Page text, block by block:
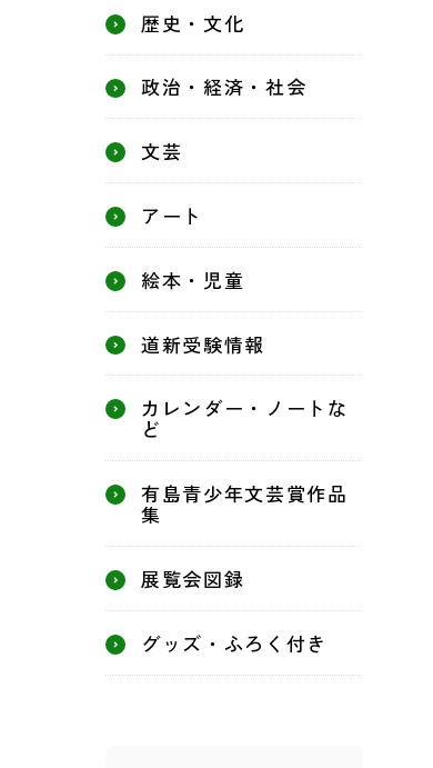
歴史・文化
政治・経済・社会
文芸
アート
絵本・児童
道新受験情報
カレンダー・ノートな
ど
有島青少年文芸賞作品
集
展覧会図録
グッズ・ふろく付き